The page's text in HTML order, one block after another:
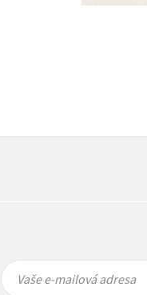
mailová
mailová
Vaše e-mailová adresa